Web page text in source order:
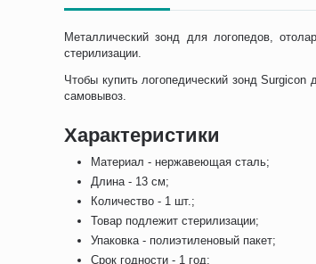
Металлический зонд для логопедов,
стерилизации.
Чтобы купить логопедический зонд
самовывоз.
Характеристики
Материал - нержавеющая сталь;
Длина - 13 см;
Количество - 1 шт.;
Товар подлежит стерилизации;
Упаковка - полиэтиленовый пакет;
Срок годности - 1 год;